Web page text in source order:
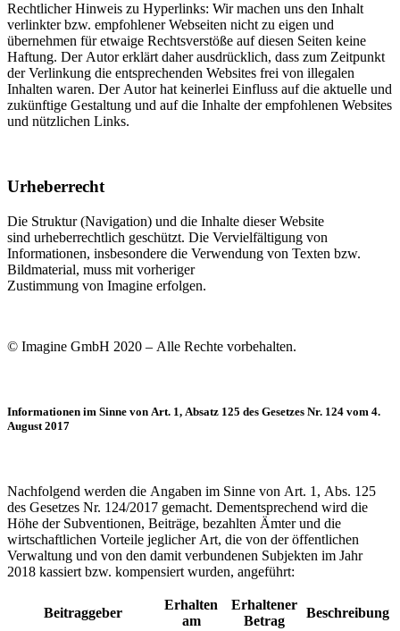
Rechtlicher Hinweis zu Hyperlinks: Wir machen uns den Inhalt
verlinkter bzw. empfohlener Webseiten nicht zu eigen und
übernehmen für etwaige Rechtsverstöße auf diesen Seiten keine
Haftung. Der Autor erklärt daher ausdrücklich, dass zum Zeitpunkt
der Verlinkung die entsprechenden Websites frei von illegalen
Inhalten waren. Der Autor hat keinerlei Einfluss auf die aktuelle und
zukünftige Gestaltung und auf die Inhalte der empfohlenen Websites
und nützlichen Links.
Urheberrecht
Die Struktur (Navigation) und die Inhalte dieser Website
sind urheberrechtlich geschützt. Die Vervielfältigung von
Informationen, insbesondere die Verwendung von Texten bzw.
Bildmaterial, muss mit vorheriger
Zustimmung von Imagine erfolgen.
© Imagine GmbH 2020 – Alle Rechte vorbehalten.
Informationen im Sinne von Art. 1, Absatz 125 des Gesetzes Nr. 124 vom 4.
August 2017
Nachfolgend werden die Angaben im Sinne von Art. 1, Abs. 125
des Gesetzes Nr. 124/2017 gemacht. Dementsprechend wird die
Höhe der Subventionen, Beiträge, bezahlten Ämter und die
wirtschaftlichen Vorteile jeglicher Art, die von der öffentlichen
Verwaltung und von den damit verbundenen Subjekten im Jahr
2018 kassiert bzw. kompensiert wurden, angeführt:
Beitraggeber
Erhalten
am
Erhaltener
Betrag
Beschreibung